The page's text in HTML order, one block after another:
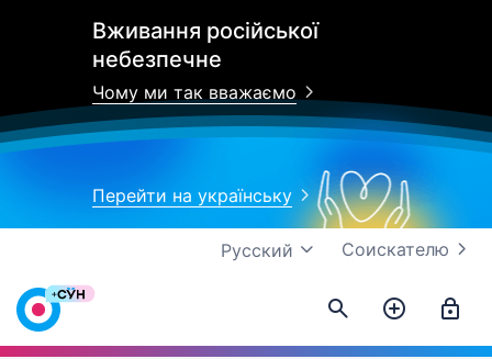
Вживання російської
небезпечне
Чому ми так вважаємо
Перейти на українську
Соискателю
Русский